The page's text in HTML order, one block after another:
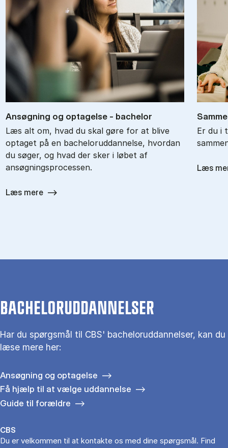
An­søg­ning og op­ta­gel­se - ba­chel­or
Læs alt om, hvad du skal gøre for at blive
optaget på en bacheloruddannelse, hvordan
du søger, og hvad der sker i løbet af
ansøgningsprocessen.
Læs mere
Er du i
Læs
BACHELORUDDANNELSER
Har du spørgsmål til CBS' bacheloruddannelser, kan du
læse mere her:
Ansøgning og optagelse
Få hjælp til at vælge uddannelse
Guide til forældre
CBS
Du er velkommen til at kontakte os med dine spørgsmål. Find